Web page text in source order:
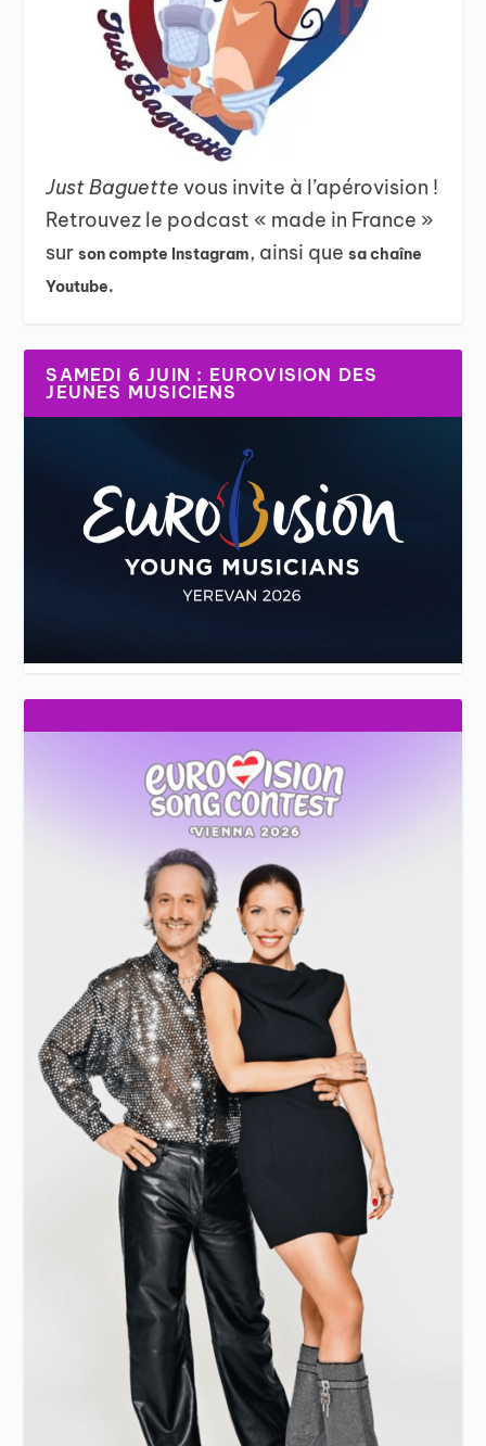
Just Baguettevous invite à l’apérovision !
Retrouvez le podcast « made in France »
surson compte Instagram, ainsi quesa chaîne
Youtube.
SAMEDI 6 JUIN : EUROVISION DES
JEUNES MUSICIENS